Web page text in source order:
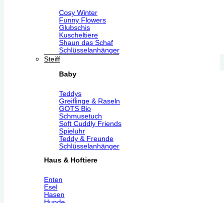
Cosy Winter
Funny Flowers
Glubschis
Kuscheltiere
Shaun das Schaf
Schlüsselanhänger
Steiff
Baby
Teddys
Greiflinge & Raseln
GOTS Bio
Schmusetuch
Soft Cuddly Friends
Spieluhr
Teddy & Freunde
Schlüsselanhänger
Haus & Hoftiere
Enten
Esel
Hasen